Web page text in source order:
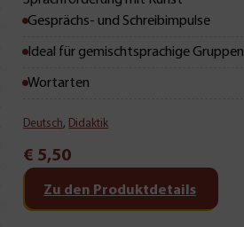
Gesprächs- und Schreibimpulse
Ideal für gemischtsprachige Gruppen
Wortarten
Deutsch, Didaktik
€ 5,50
Zu den Produktdetails